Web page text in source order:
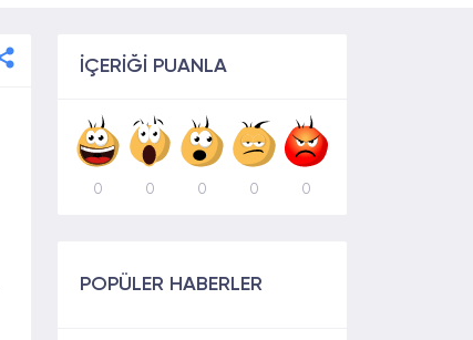
İÇERİĞİ PUANLA
0 0 0 0 0
POPÜLER HABERLER